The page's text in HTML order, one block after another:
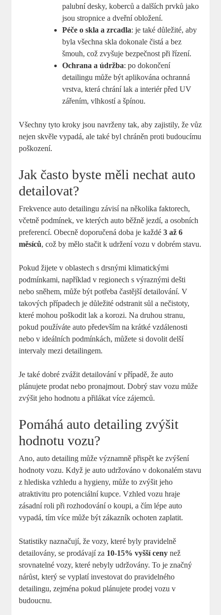
palubní‍ desky, koberců‌ a dalších prvků jako
jsou stropnice⁣ a dveřní obložení.
Péče o skla a zrcadla: je také důležité,⁤ aby
byla ⁤všechna skla dokonale čistá a bez
šmouh, což zvyšuje ‍bezpečnost při‌ řízení.
Ochrana a údržba: po dokončení
detailingu může být aplikována​ ochranná
vrstva, která chrání ⁣lak a interiér před UV
zářením, vlhkostí a špínou.
Všechny tyto ⁣kroky jsou navrženy tak, aby zajistily, že⁤ vůz
nejen skvěle vypadá, ale také​ byl chráněn proti budoucímu
poškození.
Jak často byste měli nechat ⁤auto
detailovat?
Frekvence auto detailingu ⁢závisí na několika faktorech,
včetně podmínek, ⁤ve kterých auto běžně jezdí, a⁣ osobních
‌preferencí. Obecně⁣ doporučená doba ‍je každé3 ⁤až⁣ 6
měsíců, což by⁢ mělo stačit ‍k udržení vozu ⁢v dobrém stavu.
Pokud žijete ​v oblastech s drsnými ‌klimatickými
podmínkami, ⁤například v regionech s‍ výraznými dešti
nebo sněhem, může ⁤být potřeba častější​ detailování. V
takových případech⁣ je⁣ důležité odstranit sůl a‌ nečistoty,
které ⁢mohou poškodit ⁣lak a korozi. Na ⁢druhou stranu,
⁢pokud používáte auto především⁤ na⁤ krátké ⁣vzdálenosti
nebo ⁢v ideálních podmínkách, můžete si dovolit delší
‌intervaly mezi detailingem.
Je ⁣také dobré zvážit detailování v případě, že auto
plánujete prodat nebo pronajmout. Dobrý stav vozu může
zvýšit jeho hodnotu a přilákat více zájemců.
Pomáhá auto detailing ⁢zvýšit
hodnotu vozu?
Ano, auto‌ detailing může významně přispět ke zvýšení
⁤hodnoty vozu. Když je auto ​udržováno ‍v⁤ dokonalém⁢ stavu
z hlediska‌ vzhledu a hygieny, může to zvýšit jeho
atraktivitu pro potenciální kupce. Vzhled vozu⁣ hraje
zásadní roli při rozhodování​ o​ koupi, a čím lépe ‍auto
‌vypadá, tím více může být zákazník ochoten zaplatit.
Statistiky naznačují, že ​vozy, které​ byly pravidelně
detailovány,​ se prodávají ⁤za⁢ 10-15%⁣ vyšší ceny než
srovnatelné‌ vozy, které nebyly udržovány. To je značný
nárůst, který se vyplatí investovat do ​pravidelného
detailingu, zejména pokud​ plánujete prodej vozu v
budoucnu.